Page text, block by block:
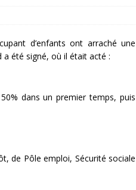
d’enfants ont arraché une
a été signé, où il était acté :
dans un premier temps, puis
de Pôle emploi, Sécurité sociale